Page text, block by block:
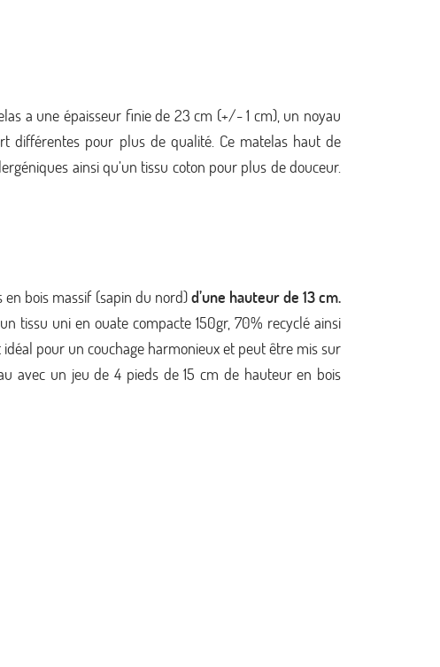
a une épaisseur finie de 23 cm (+/- 1 cm), un noyau
différentes pour plus de qualité. Ce matelas haut de
ainsi qu’un tissu coton pour plus de douceur.
en bois massif (sapin du nord)d’une hauteur de 13 cm.
tissu uni en ouate compacte 150gr, 70% recyclé ainsi
pour un couchage harmonieux et peut être mis sur
avec un jeu de 4 pieds de 15 cm de hauteur en bois